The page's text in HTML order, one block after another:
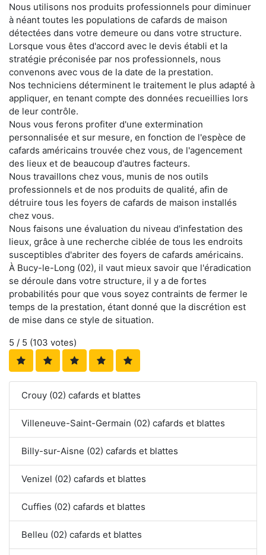
Nous utilisons nos produits professionnels pour diminuer
à néant toutes les populations de cafards de maison
détectées dans votre demeure ou dans votre structure.
Lorsque vous êtes d'accord avec le devis établi et la
stratégie préconisée par nos professionnels, nous
convenons avec vous de la date de la prestation.
Nos techniciens déterminent le traitement le plus adapté à
appliquer, en tenant compte des données recueillies lors
de leur contrôle.
Nous vous ferons profiter d'une extermination
personnalisée et sur mesure, en fonction de l'espèce de
cafards américains trouvée chez vous, de l'agencement
des lieux et de beaucoup d'autres facteurs.
Nous travaillons chez vous, munis de nos outils
professionnels et de nos produits de qualité, afin de
détruire tous les foyers de cafards de maison installés
chez vous.
Nous faisons une évaluation du niveau d'infestation des
lieux, grâce à une recherche ciblée de tous les endroits
susceptibles d'abriter des foyers de cafards américains.
À Bucy-le-Long (02), il vaut mieux savoir que l'éradication
se déroule dans votre structure, il y a de fortes
probabilités pour que vous soyez contraints de fermer le
temps de la prestation, étant donné que la discrétion est
de mise dans ce style de situation.
5 / 5 (103 votes)
Crouy (02) cafards et blattes
Villeneuve-Saint-Germain (02) cafards et blattes
Billy-sur-Aisne (02) cafards et blattes
Venizel (02) cafards et blattes
Cuffies (02) cafards et blattes
Belleu (02) cafards et blattes